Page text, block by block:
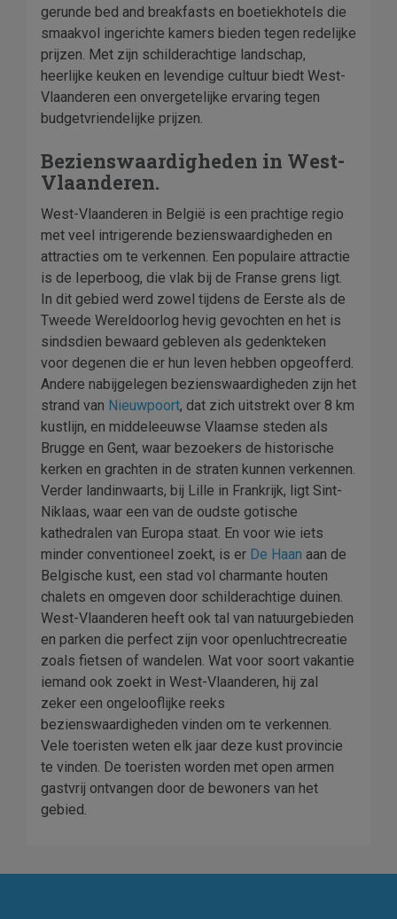
gerunde bed and breakfasts en boetiekhotels die
smaakvol ingerichte kamers bieden tegen redelijke
prijzen. Met zijn schilderachtige landschap,
heerlijke keuken en levendige cultuur biedt West-
Vlaanderen een onvergetelijke ervaring tegen
budgetvriendelijke prijzen.
Bezienswaardigheden in West-
Vlaanderen.
West-Vlaanderen in België is een prachtige regio
met veel intrigerende bezienswaardigheden en
attracties om te verkennen. Een populaire attractie
is de Ieperboog, die vlak bij de Franse grens ligt.
In dit gebied werd zowel tijdens de Eerste als de
Tweede Wereldoorlog hevig gevochten en het is
sindsdien bewaard gebleven als gedenkteken
voor degenen die er hun leven hebben opgeofferd.
Andere nabijgelegen bezienswaardigheden zijn het
strand van Nieuwpoort, dat zich uitstrekt over 8 km
kustlijn, en middeleeuwse Vlaamse steden als
Brugge en Gent, waar bezoekers de historische
kerken en grachten in de straten kunnen verkennen.
Verder landinwaarts, bij Lille in Frankrijk, ligt Sint-
Niklaas, waar een van de oudste gotische
kathedralen van Europa staat. En voor wie iets
minder conventioneel zoekt, is er De Haan aan de
Belgische kust, een stad vol charmante houten
chalets en omgeven door schilderachtige duinen.
West-Vlaanderen heeft ook tal van natuurgebieden
en parken die perfect zijn voor openluchtrecreatie
zoals fietsen of wandelen. Wat voor soort vakantie
iemand ook zoekt in West-Vlaanderen, hij zal
zeker een ongelooflijke reeks
bezienswaardigheden vinden om te verkennen.
Vele toeristen weten elk jaar deze kust provincie
te vinden. De toeristen worden met open armen
gastvrij ontvangen door de bewoners van het
gebied.